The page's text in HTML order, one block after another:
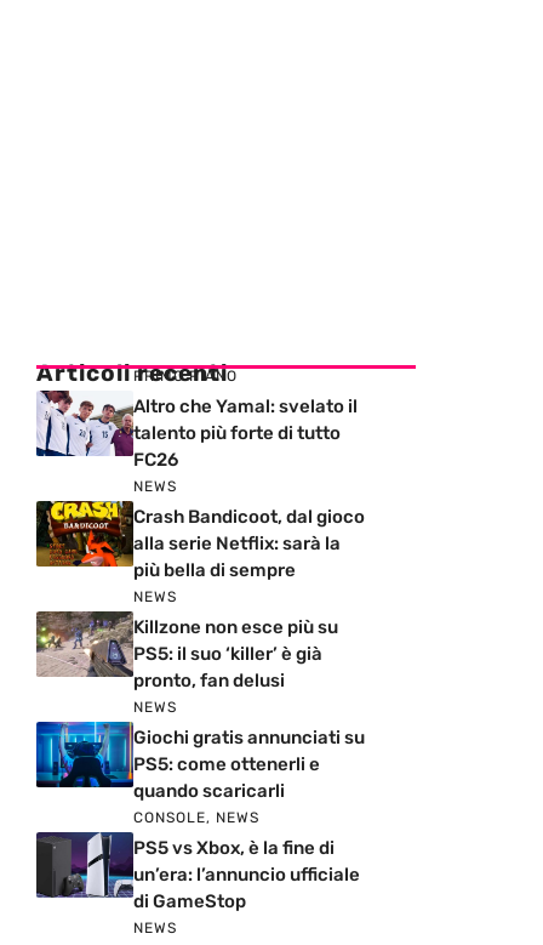
Articoli recenti
PRIMO PIANO
Altro che Yamal: svelato il
talento più forte di tutto
FC26
NEWS
Crash Bandicoot, dal gioco
alla serie Netflix: sarà la
più bella di sempre
NEWS
Killzone non esce più su
PS5: il suo ‘killer’ è già
pronto, fan delusi
NEWS
Giochi gratis annunciati su
PS5: come ottenerli e
quando scaricarli
CONSOLE, NEWS
PS5 vs Xbox, è la fine di
un’era: l’annuncio ufficiale
di GameStop
NEWS